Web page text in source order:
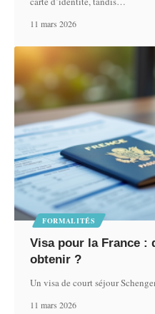
11 mars 2026
FORMALITÉS
Visa pour la France :
obtenir ?
Un visa de court séjour
11 mars 2026